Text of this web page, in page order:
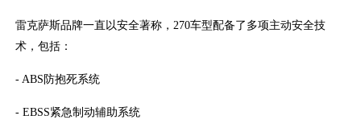
雷克萨斯品牌一直以安全著称，270车型配备了多项主动安全技
术，包括：
- ABS防抱死系统
- EBSS紧急制动辅助系统